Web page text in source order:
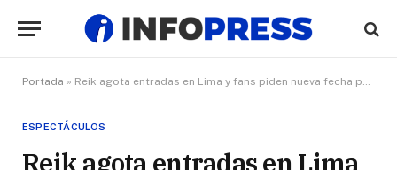
Portada » Reik agota entradas en Lima y fans piden nueva fecha para concierto
ESPECTÁCULOS
Reik agota entradas en Lima